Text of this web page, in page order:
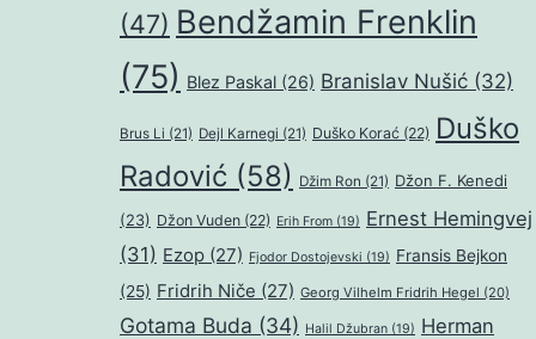
(47) Bendžamin Frenklin
(75) Blez Paskal (26) Branislav Nušić (32)
Brus Li (21) Dejl Karnegi (21) Duško Korać (22) Duško
Radović (58) Džim Ron (21) Džon F. Kenedi
(23) Džon Vuden (22) Erih From (19) Ernest Hemingvej
(31) Ezop (27) Fjodor Dostojevski (19) Fransis Bejkon
(25) Fridrih Niče (27) Georg Vilhelm Fridrih Hegel (20)
Gotama Buda (34) Halil Džubran (19) Herman